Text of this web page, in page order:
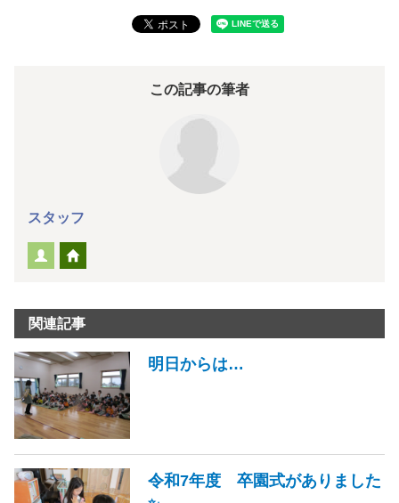
この記事の筆者
スタッフ
関連記事
明日からは…
令和7年度 卒園式がありました